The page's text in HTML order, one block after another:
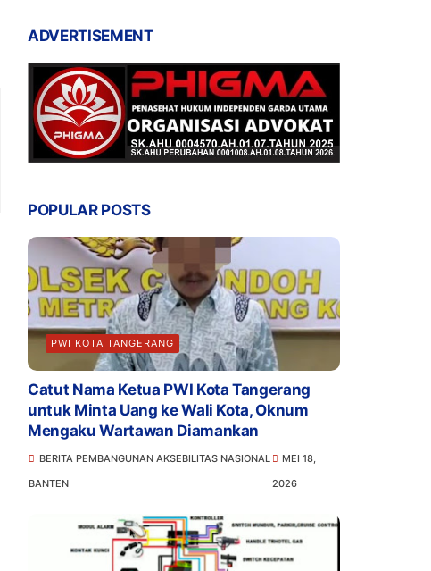
ADVERTISEMENT
POPULAR POSTS
PWI KOTA TANGERANG
Catut Nama Ketua PWI Kota Tangerang
untuk Minta Uang ke Wali Kota, Oknum
Mengaku Wartawan Diamankan
BERITA PEMBANGUNAN AKSEBILITAS NASIONAL
BANTEN
MEI 18,
2026